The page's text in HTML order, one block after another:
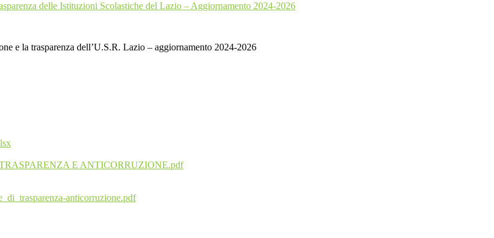
delle Istituzioni Scolastiche del Lazio – Aggiornamento 2024-2026
e la trasparenza dell’U.S.R. Lazio – aggiornamento 2024-2026
E ANTICORRUZIONE.pdf
anticorruzione.pdf